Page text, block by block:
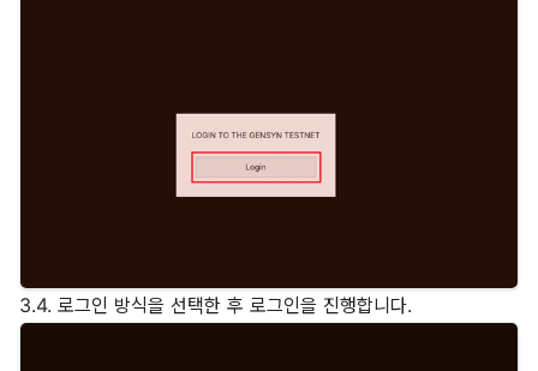
3.4. 로그인 방식을 선택한 후 로그인을 진행합니다.